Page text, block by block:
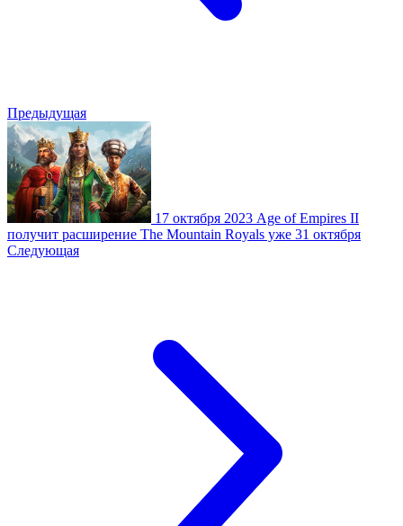
Предыдущая
17 октября 2023 Age of Empires II
получит расширение The Mountain Royals уже 31 октября
Следующая